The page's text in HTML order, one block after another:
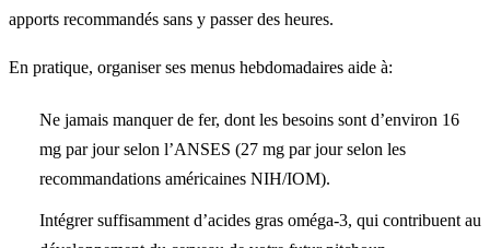
apports recommandés sans y passer des heures.
En pratique, organiser ses menus hebdomadaires aide à:
Ne jamais manquer de fer, dont les besoins sont d’environ 16
mg par jour selon l’ANSES (27 mg par jour selon les
recommandations américaines NIH/IOM).
Intégrer suffisamment d’acides gras oméga-3, qui contribuent au